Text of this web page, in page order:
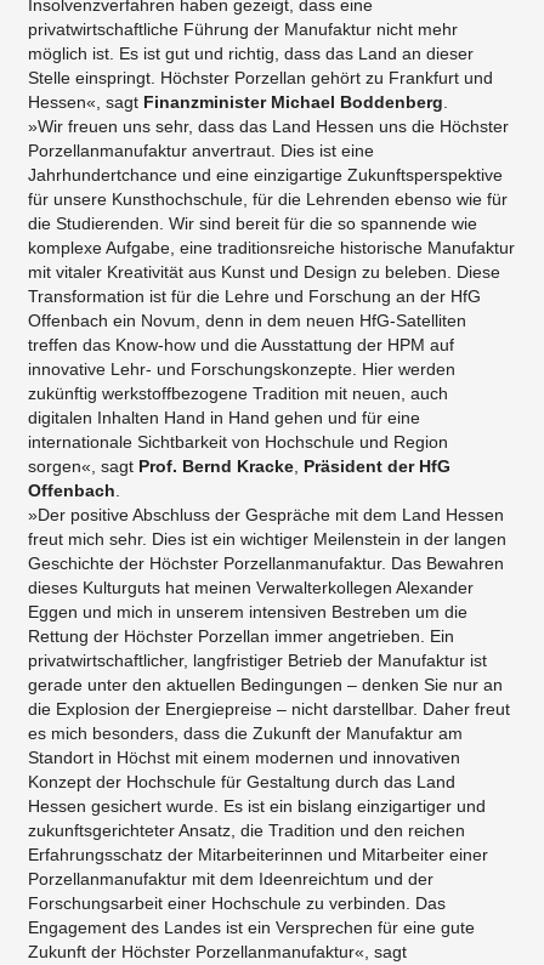
Insolvenzverfahren haben gezeigt, dass eine
privatwirtschaftliche Führung der Manufaktur nicht mehr
möglich ist. Es ist gut und richtig, dass das Land an dieser
Stelle einspringt. Höchster Porzellan gehört zu Frankfurt und
Hessen«, sagt Finanzminister Michael Boddenberg
»Wir freuen uns sehr, dass das Land Hessen uns die Höchster
Porzellanmanufaktur anvertraut. Dies ist eine
Jahrhundertchance und eine einzigartige Zukunftsperspektive
für unsere Kunsthochschule, für die Lehrenden ebenso wie für
die Studierenden. Wir sind bereit für die so spannende wie
komplexe Aufgabe, eine traditionsreiche historische Manufaktur
mit vitaler Kreativität aus Kunst und Design zu beleben. Diese
Transformation ist für die Lehre und Forschung an der HfG
Offenbach ein Novum, denn in dem neuen HfG-Satelliten
treffen das Know-how und die Ausstattung der HPM auf
innovative Lehr- und Forschungskonzepte. Hier werden
zukünftig werkstoffbezogene Tradition mit neuen, auch
digitalen Inhalten Hand in Hand gehen und für eine
internationale Sichtbarkeit von Hochschule und Region
sorgen«, sagt Prof. Bernd Kracke Präsident der HfG
Offenbach
»Der positive Abschluss der Gespräche mit dem Land Hessen
freut mich sehr. Dies ist ein wichtiger Meilenstein in der langen
Geschichte der Höchster Porzellanmanufaktur. Das Bewahren
dieses Kulturguts hat meinen Verwalterkollegen Alexander
Eggen und mich in unserem intensiven Bestreben um die
Rettung der Höchster Porzellan immer angetrieben. Ein
privatwirtschaftlicher, langfristiger Betrieb der Manufaktur ist
gerade unter den aktuellen Bedingungen – denken Sie nur an
die Explosion der Energiepreise – nicht darstellbar. Daher freut
es mich besonders, dass die Zukunft der Manufaktur am
Standort in Höchst mit einem modernen und innovativen
Konzept der Hochschule für Gestaltung durch das Land
Hessen gesichert wurde. Es ist ein bislang einzigartiger und
zukunftsgerichteter Ansatz, die Tradition und den reichen
Erfahrungsschatz der Mitarbeiterinnen und Mitarbeiter einer
Porzellanmanufaktur mit dem Ideenreichtum und der
Forschungsarbeit einer Hochschule zu verbinden. Das
Engagement des Landes ist ein Versprechen für eine gute
Zukunft der Höchster Porzellanmanufaktur«, sagt